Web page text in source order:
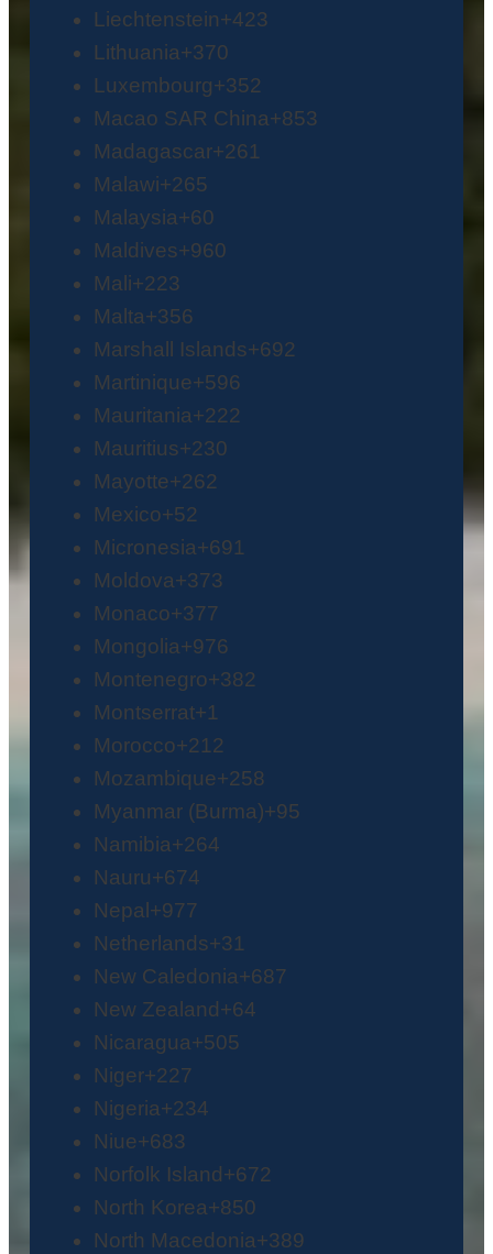
Liechtenstein+423
Lithuania+370
Luxembourg+352
Macao SAR China+853
Madagascar+261
Malawi+265
Malaysia+60
Maldives+960
Mali+223
Malta+356
Marshall Islands+692
Martinique+596
Mauritania+222
Mauritius+230
Mayotte+262
Mexico+52
Micronesia+691
Moldova+373
Monaco+377
Mongolia+976
Montenegro+382
Montserrat+1
Morocco+212
Mozambique+258
Myanmar (Burma)+95
Namibia+264
Nauru+674
Nepal +977
Netherlands+31
New Caledonia+687
New Zealand +64
Nicaragua+505
Niger+227
Nigeria+234
Niue+683
Norfolk Island +672
North Korea+850
North Macedonia+389